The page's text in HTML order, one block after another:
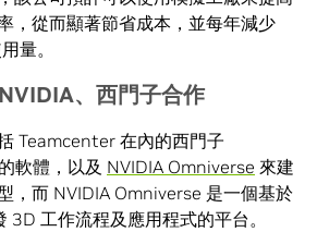
，從而顯著節省成本，並每年減少
量。
NVIDIA、西門子合作
Teamcenter 在內的西門子
軟體，以及 NVIDIA Omniverse 來建
，而 NVIDIA Omniverse 是一個基於
3D 工作流程及應用程式的平台。